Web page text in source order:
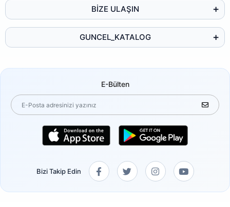
BİZE ULAŞIN
GUNCEL_KATALOG
E-Bülten
Bizi Takip Edin